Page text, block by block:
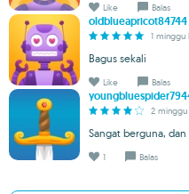
Like Balas
oldblueapricot84744
1 minggu
Bagus sekali
Like Balas
2 minggu
Sangat berguna,
1 Balas